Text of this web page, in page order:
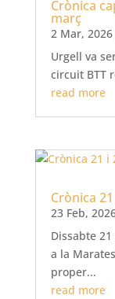
Crònica
març
2 Mar, 2026
Urgell va
circuit BTT
read more
Crònica
23 Feb,
Dissabte
a la
proper...
read more